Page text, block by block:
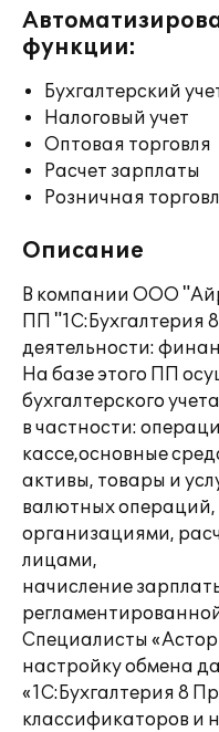
функции:
Бухгалтерский
Налоговый учет
Оптовая торговля
Расчет зарплаты
Розничная
Описание
В компании ООО
ПП "1С:Бухгалтерия
деятельности:
На базе этого ПП
бухгалтерского
в частности:
кассе,основные
активы, товары и
валютных операций,
организациями,
лицами,
начисление
Специалисты «Астор
настройку обмена
«1С:Бухгалтерия 8
классификаторов и